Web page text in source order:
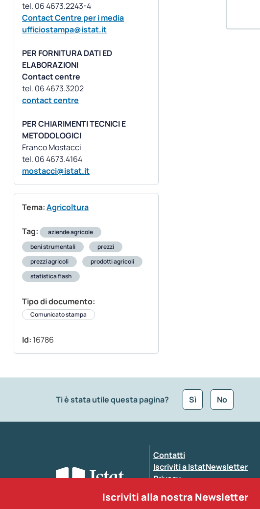
Contact Centre per i media
ufficiostampa@istat.it
PER FORNITURA DATI ED
ELABORAZIONI
Contact centre
contact centre
PER CHIARIMENTI TECNICI E
METODOLOGICI
Franco Mostacci
mostacci@istat.it
Tema:Agricoltura
Tag:
aziende agricole
beni strumentali
prezzi
prezzi agricoli
prodotti agricoli
statistica flash
Tipo di documento:
Comunicato stampa
Id: 16786
Ti è stata utile questa pagina? Sì No
Inserisci il tuo commento
Contatti
Iscriviti a IstatNewsletter
Privacy
Iscriviti alla nostra Newsletter